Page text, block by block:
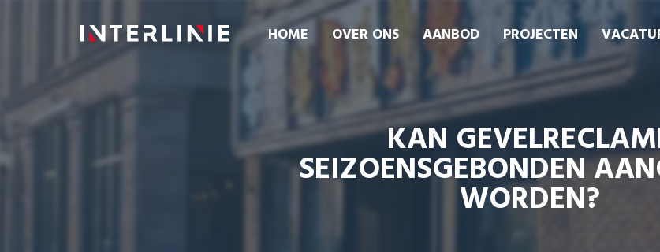
HOME OVER ONS AANBOD PROJECTEN
KAN
SEIZOENSGEBONDEN
WORDEN?